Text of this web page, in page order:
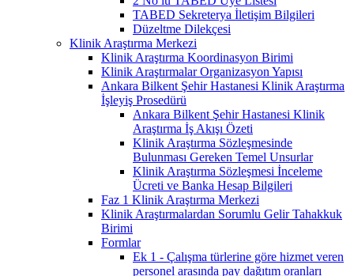
TABED Sekreterya İletişim Bilgileri
Düzeltme Dilekçesi
Klinik Araştırma Merkezi
Klinik Araştırma Koordinasyon Birimi
Klinik Araştırmalar Organizasyon Yapısı
Ankara Bilkent Şehir Hastanesi Klinik Araştırma
İşleyiş Prosedürü
Ankara Bilkent Şehir Hastanesi Klinik
Araştırma İş Akışı Özeti
Klinik Araştırma Sözleşmesinde
Bulunması Gereken Temel Unsurlar
Klinik Araştırma Sözleşmesi İnceleme
Ücreti ve Banka Hesap Bilgileri
Faz 1 Klinik Araştırma Merkezi
Klinik Araştırmalardan Sorumlu Gelir Tahakkuk
Birimi
Formlar
Ek 1 - Çalışma türlerine göre hizmet veren
personel arasında pay dağıtım oranları